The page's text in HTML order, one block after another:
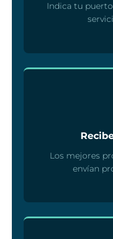
Indica tu
Los mejores
envían